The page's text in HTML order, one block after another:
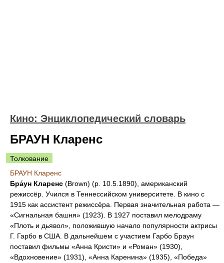
Кино: Энциклопедический словарь
БРАУН Кларенс
Толкование
БРАУН Кларенс
Бра́ун Кларенс (Brown) (р. 10.5.1890), американский
режиссёр. Учился в Теннессийском университете. В кино с
1915 как ассистент режиссёра. Первая значительная работа —
«Сигнальная башня» (1923). В 1927 поставил мелодраму
«Плоть и дьявол», положившую начало популярности актрисы
Г. Гарбо в США. В дальнейшем с участием Гарбо Браун
поставил фильмы «Анна Кристи» и «Роман» (1930),
«Вдохновение» (1931), «Анна Каренина» (1935), «Победа»